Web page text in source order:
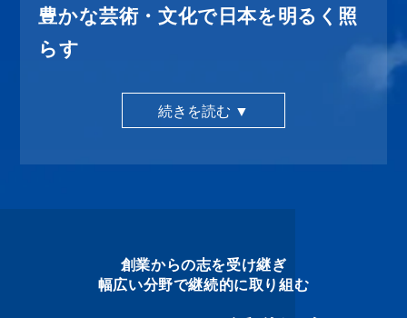
豊かな芸術・文化で日本を明るく照
らす
続きを読む ▼
創業からの志を受け継ぎ
幅広い分野で継続的に取り組む